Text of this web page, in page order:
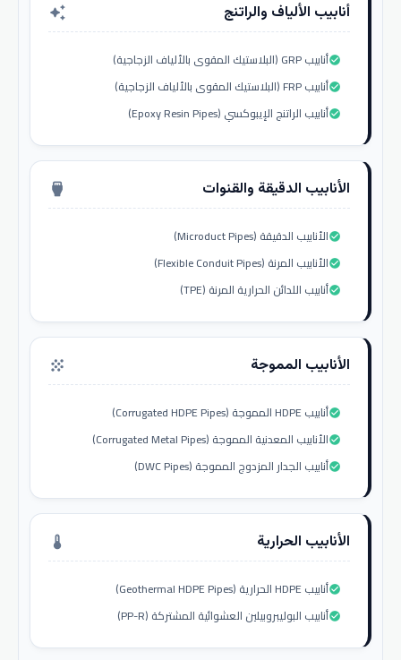
أنابيب الألياف والراتنج auto_awesome
أنابيب GRP (البلاستيك المقوى بالألياف الزجاجية)check_circle
أنابيب FRP (البلاستيك المقوى بالألياف الزجاجية)check_circle
أنابيب الراتنج الإيبوكسي (Epoxy Resin Pipes)check_circle
الأنابيب الدقيقة والقنوات settings_input_hdmi
الأنابيب الدقيقة (Microduct Pipes)check_circle
الأنابيب المرنة (Flexible Conduit Pipes)check_circle
أنابيب اللدائن الحرارية المرنة (TPE)check_circle
الأنابيب المموجة grain
أنابيب HDPE المموجة (Corrugated HDPE Pipes)check_circle
الأنابيب المعدنية المموجة (Corrugated Metal Pipes)check_circle
أنابيب الجدار المزدوج المموجة (DWC Pipes)check_circle
الأنابيب الحرارية thermostat
أنابيب HDPE الحرارية (Geothermal HDPE Pipes)check_circle
أنابيب البوليبروبيلين العشوائية المشتركة (PP-R)check_circle